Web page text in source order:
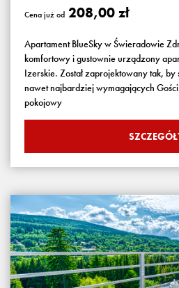
Cena już od 208,00 zł
Apartament BlueSky w Świeradowie
komfortowy i gustownie urządzony
Izerskie. Został zaprojektowany tak,
nawet najbardziej wymagających
pokojowy